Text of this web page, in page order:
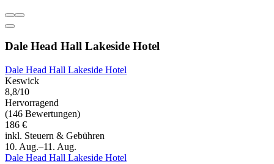
Dale Head Hall Lakeside Hotel
Dale Head Hall Lakeside Hotel
Keswick
8,8/10
Hervorragend
(146 Bewertungen)
186 €
inkl. Steuern & Gebühren
10. Aug.–11. Aug.
Dale Head Hall Lakeside Hotel